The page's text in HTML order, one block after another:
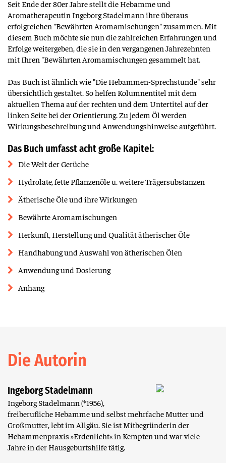
Seit Ende der 80er Jahre stellt die Hebamme und
Aromatherapeutin Ingeborg Stadelmann ihre überaus
erfolgreichen "Bewährten Aromamischungen" zusammen. Mit
diesem Buch möchte sie nun die zahlreichen Erfahrungen und
Erfolge weitergeben, die sie in den vergangenen Jahrezehnten
mit Ihren "Bewährten Aromamischungen gesammelt hat.
Das Buch ist ähnlich wie "Die Hebammen-Sprechstunde" sehr
übersichtlich gestaltet. So helfen Kolumnentitel mit dem
aktuellen Thema auf der rechten und dem Untertitel auf der
linken Seite bei der Orientierung. Zu jedem Öl werden
Wirkungsbeschreibung und Anwendungshinweise aufgeführt.
Das Buch umfasst acht große Kapitel:
Die Welt der Gerüche
Hydrolate, fette Pflanzenöle u. weitere Trägersubstanzen
Ätherische Öle und ihre Wirkungen
Bewährte Aromamischungen
Herkunft, Herstellung und Qualität ätherischer Öle
Handhabung und Auswahl von ätherischen Ölen
Anwendung und Dosierung
Anhang
Die Autorin
Ingeborg Stadelmann
Ingeborg Stadelmann (*1956),
freiberufliche Hebamme und selbst mehrfache Mutter und
Großmutter, lebt im Allgäu. Sie ist Mitbegründerin der
Hebammenpraxis »Erdenlicht« in Kempten und war viele
Jahre in der Hausgeburtshilfe tätig.